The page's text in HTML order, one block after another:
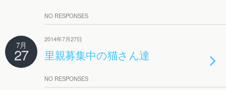
NO RESPONSES
7月
27
2014年7月27日
里親募集中の猫さん達
NO RESPONSES